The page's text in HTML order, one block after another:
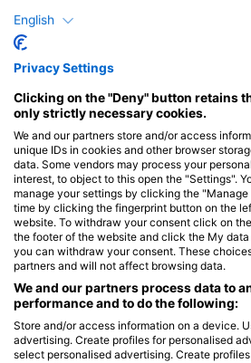
Các trung tâm lặn phục vụ
này
Tauchschule Alexander
Fritzenschaft, Froschmann
Schwerdstr. 40, 67346 Speyer, Đức
Đức
Tauchcenter Karlsruhe
Schneidemühler Str. 23c,
scubaonline, Tobias Doering und Fred Hartmann GbR
English
Privacy Settings
Clicking on the "Deny" button retains
only strictly necessary cookies.
We and our partners store and/or access
unique IDs in cookies and other browser
data. Some vendors may process your
interest, to object to this open the "Settings".
manage your settings by clicking the
time by clicking the fingerprint button on the
website. To withdraw your consent click on
the footer of the website and click the My
you can withdraw your consent. These
partners and will not affect browsing data.
We and our partners process data to
performance and to do the following:
Store and/or access information on a device.
advertising. Create profiles for personalised
select personalised advertising. Create